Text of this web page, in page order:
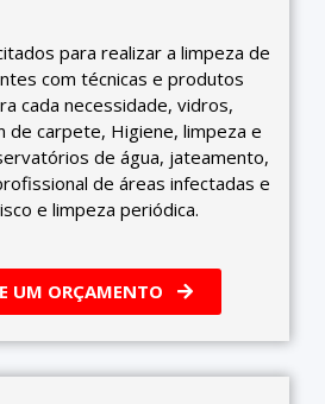
para realizar a limpeza de
com técnicas e produtos
cada necessidade, vidros,
de carpete, Higiene, limpeza e
de água, jateamento,
de áreas infectadas e
e limpeza periódica.
UM ORÇAMENTO